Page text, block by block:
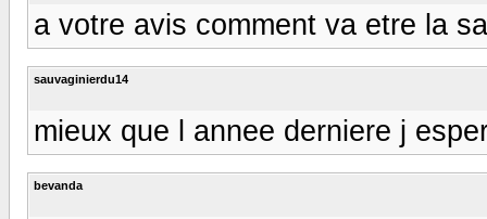
a votre avis comment va etre la
sauvaginierdu14
mieux que l annee derniere j
bevanda